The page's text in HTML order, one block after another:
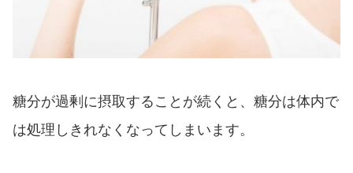
糖分が過剰に摂取することが続くと、糖分は体内で
は処理しきれなくなってしまいます。